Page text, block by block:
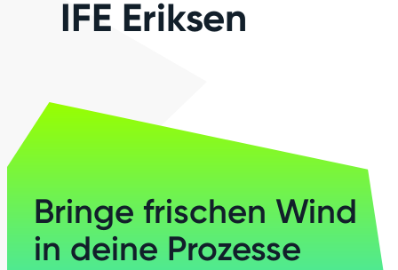
IFE Eriksen
Bringe frischen Wind
in deine Prozesse